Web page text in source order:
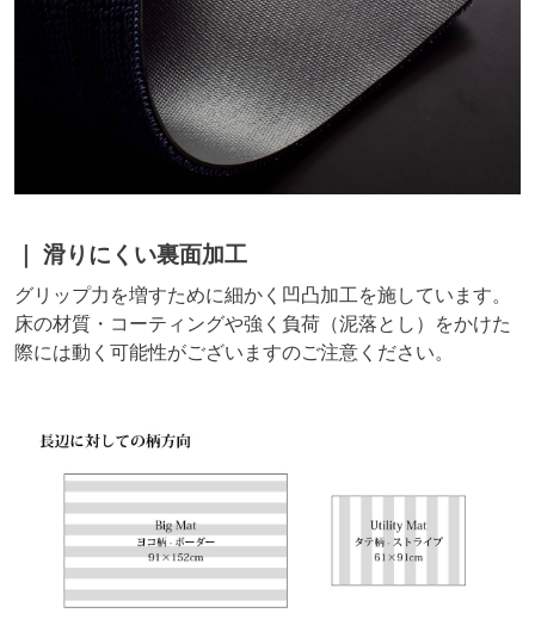
滑りにくい裏面加工
グリップ力を増すために細かく凹凸加工を施しています。
床の材質・コーティングや強く負荷（泥落とし）をかけた
際には動く可能性がございますのご注意ください。